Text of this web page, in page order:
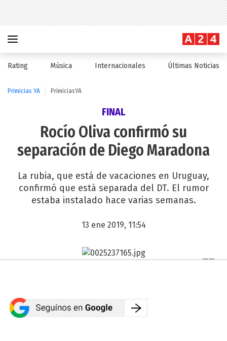
Rating Música Internacionales Últimas Noticias
Primicias YA PrimiciasYA
FINAL
Rocío Oliva confirmó su
separación de Diego Maradona
La rubia, que está de vacaciones en Uruguay,
confirmó que está separada del DT. El rumor
estaba instalado hace varias semanas.
13 ene 2019, 11:54